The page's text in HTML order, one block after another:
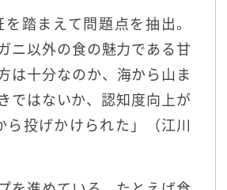
踏まえて問題点を抽出。
ニ以外の食の魅力である甘
は十分なのか、海から山ま
ではないか、認知度向上が
投げかけられた」（江川